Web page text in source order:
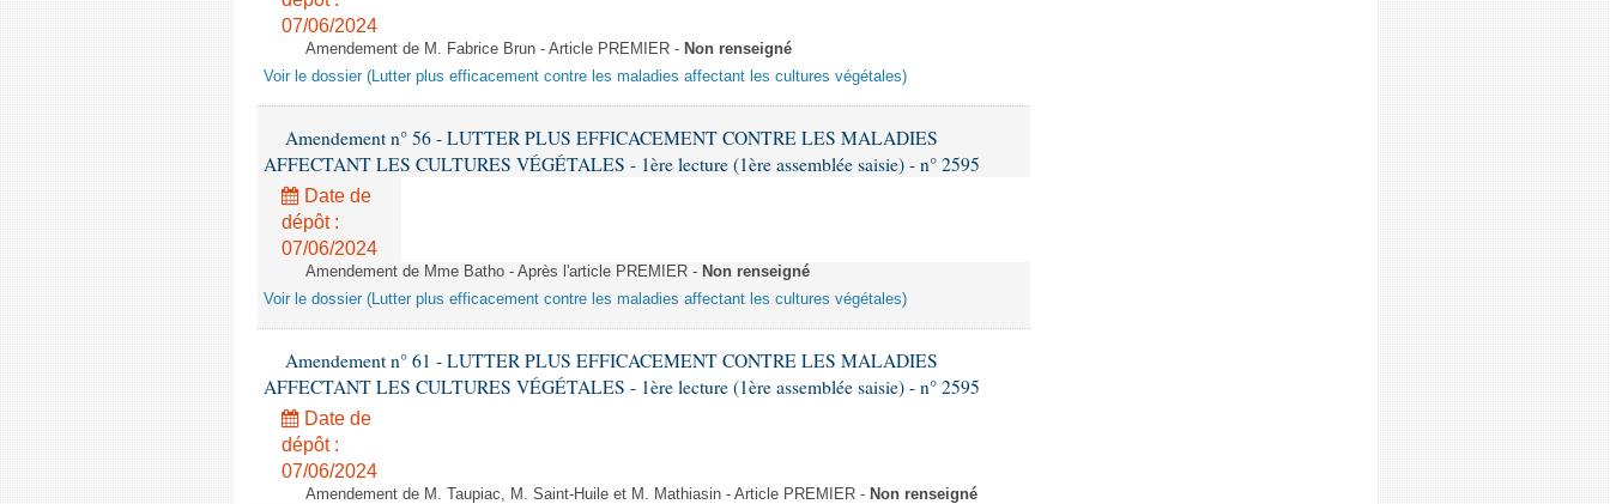
07/06/2024
Amendement de M. Fabrice Brun - Article PREMIER - Non renseigné
Voir le dossier (Lutter plus efficacement contre les maladies affectant les cultures végétales)
Amendement n° 56 - LUTTER PLUS EFFICACEMENT CONTRE LES MALADIES
AFFECTANT LES CULTURES VÉGÉTALES - 1ère lecture (1ère assemblée saisie) - n° 2595
Date de
dépôt :
07/06/2024
Amendement de Mme Batho - Après l'article PREMIER - Non renseigné
Voir le dossier (Lutter plus efficacement contre les maladies affectant les cultures végétales)
Amendement n° 61 - LUTTER PLUS EFFICACEMENT CONTRE LES MALADIES
AFFECTANT LES CULTURES VÉGÉTALES - 1ère lecture (1ère assemblée saisie) - n° 2595
Date de
dépôt :
07/06/2024
Amendement de M. Taupiac, M. Saint-Huile et M. Mathiasin - Article PREMIER - Non renseigné